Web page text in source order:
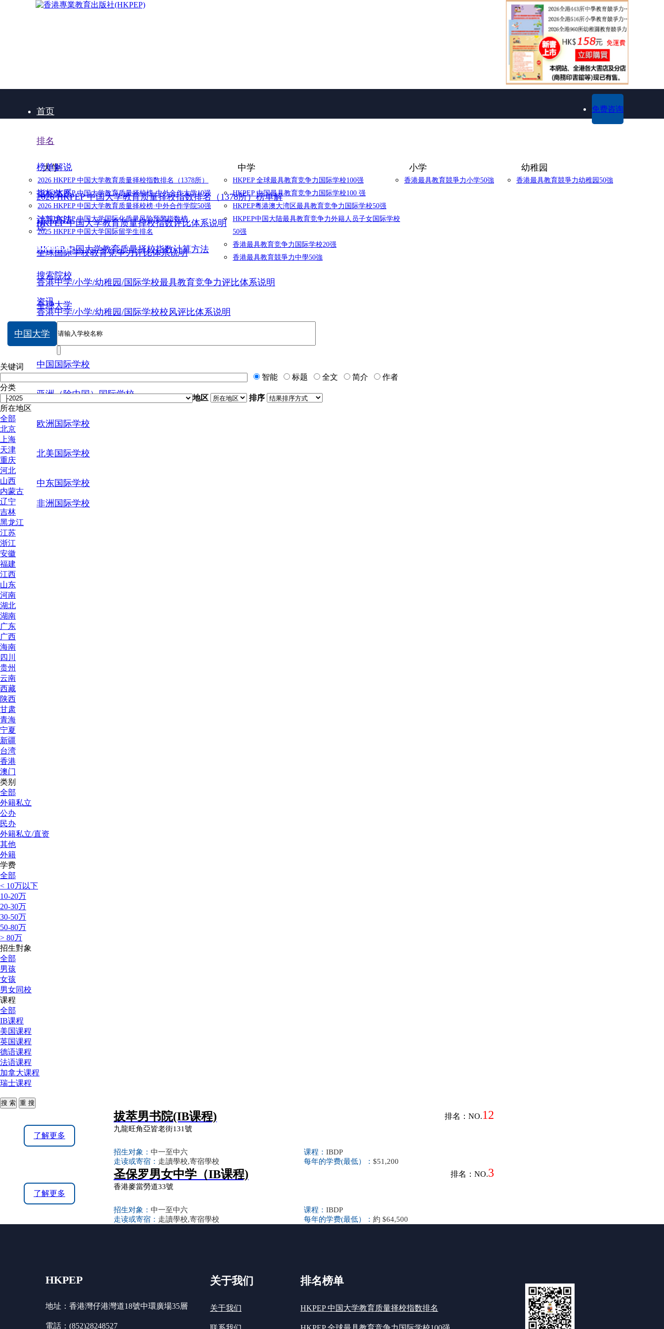
首页
排名
大学
2026 HKPEP 中国大学教育质量择校指数排名（1378所）
2026 HKPEP 中国大学教育质量择校榜·中外合作大学10强
2026 HKPEP 中国大学教育质量择校榜·中外合作学院50强
2025 HKPEP 中国大学国际化质量风险预警指数榜
2025 HKPEP 中国大学国际留学生排名
中学
HKPEP 全球最具教育竞争力国际学校100强
HKPEP 中国最具教育竞争力国际学校100 强
HKPEP粵港澳大湾区最具教育竞争力国际学校50强
HKPEP中国大陆最具教育竞争力外籍人员子女国际学校
50强
香港最具教育竞争力国际学校20强
香港最具教育競爭力中學50強
小学
香港最具教育競爭力小学50強
幼稚园
香港最具教育競爭力幼稚园50強
榜单解说
2026 HKPEP 中国大学教育质量择校指数排名（1378所）榜单解
说
指标体系
HKPEP 中国大学教育质量择校指数评比体系说明
全球国际学校教育竞争力评比体系说明
香港中学/小学/幼稚园/国际学校最具教育竞争力评比体系说明
香港中学/小学/幼稚园/国际学校校风评比体系说明
计算方法
HKPEP 中国大学教育质量择校指数计算方法
数据提交
搜索院校
全球大学
中国大学
中国国际学校
亚洲（除中国）国际学校
欧洲国际学校
北美国际学校
中东国际学校
非洲国际学校
资讯
免费咨询
中国大学
关键词
智能
标题 全文 简介
作者
分类
地区
排序
所在地区
全部
北京
上海
天津
重庆
河北
山西
内蒙古
辽宁
吉林
黑龙江
江苏
浙江
安徽
福建
江西
山东
河南
湖北
湖南
广东
广西
海南
四川
贵州
云南
西藏
陕西
甘肃
青海
宁夏
新疆
台湾
香港
澳门
类别
全部
外籍私立
公办
民办
外籍私立/直资
其他
外籍
学费
全部
< 10万以下
10-20万
20-30万
30-50万
50-80万
> 80万
招生對象
全部
男孩
女孩
男女同校
课程
全部
IB课程
美国课程
英国课程
德语课程
法语课程
加拿大课程
瑞士课程
了解更多
拔萃男书院(IB课程) 排名：NO.12
九龍旺角亞皆老街131號
招生对象： 中一至中六
走读或寄宿： 走讀學校,寄宿學校
课程： IBDP
每年的学费(最低）： $51,200
了解更多
圣保罗男女中学（IB课程) 排名：NO.3
香港麥當勞道33號
招生对象： 中一至中六
走读或寄宿： 走讀學校,寄宿學校
课程： IBDP
每年的学费(最低）： 約 $64,500
HKPEP
地址：香港灣仔港灣道18號中環廣場35層
電話：(852)28248527
关于我们
关于我们
排名榜单
HKPEP 中国大学教育质量择校指数排名